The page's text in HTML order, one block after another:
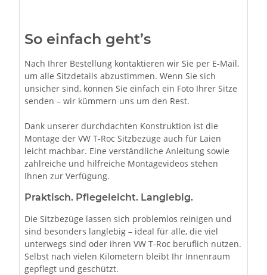
So einfach geht’s
Nach Ihrer Bestellung kontaktieren wir Sie per E-Mail,
um alle Sitzdetails abzustimmen. Wenn Sie sich
unsicher sind, können Sie einfach ein Foto Ihrer Sitze
senden – wir kümmern uns um den Rest.
Dank unserer durchdachten Konstruktion ist die
Montage der VW T-Roc Sitzbezüge auch für Laien
leicht machbar. Eine verständliche Anleitung sowie
zahlreiche und hilfreiche Montagevideos stehen
Ihnen zur Verfügung.
Praktisch. Pflegeleicht. Langlebig.
Die Sitzbezüge lassen sich problemlos reinigen und
sind besonders langlebig – ideal für alle, die viel
unterwegs sind oder ihren VW T-Roc beruflich nutzen.
Selbst nach vielen Kilometern bleibt Ihr Innenraum
gepflegt und geschützt.